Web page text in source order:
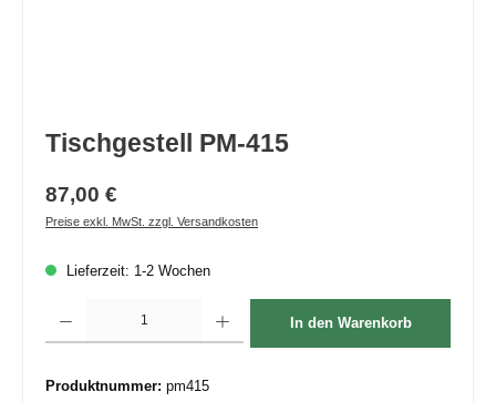
Tischgestell PM-415
87,00 €
Preise exkl. MwSt. zzgl. Versandkosten
Lieferzeit: 1-2 Wochen
In den Warenkorb
Produktnummer: pm415